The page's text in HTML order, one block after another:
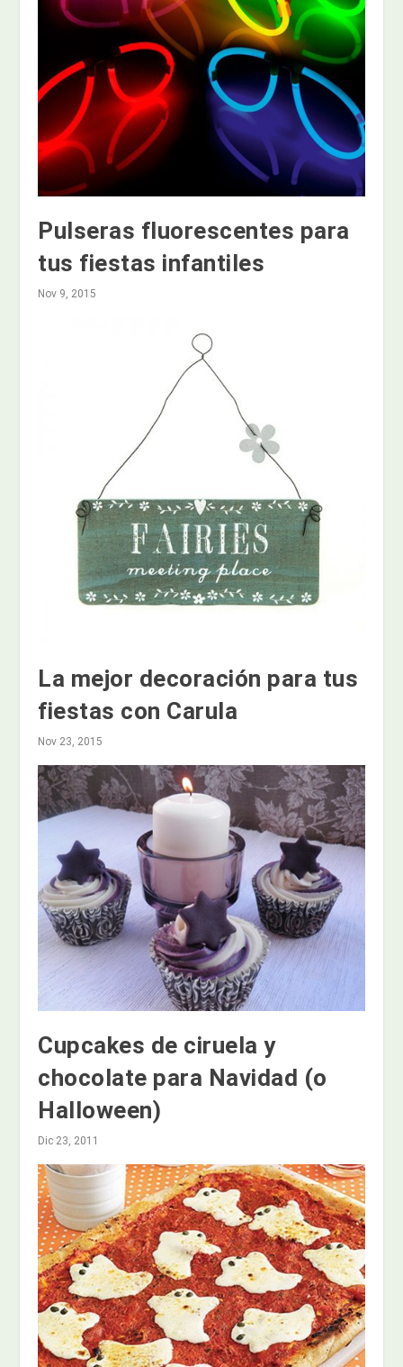
Pulseras fluorescentes para
tus fiestas infantiles
Nov 9, 2015
La mejor decoración para tus
fiestas con Carula
Nov 23, 2015
Cupcakes de ciruela y
chocolate para Navidad (o
Halloween)
Dic 23, 2011